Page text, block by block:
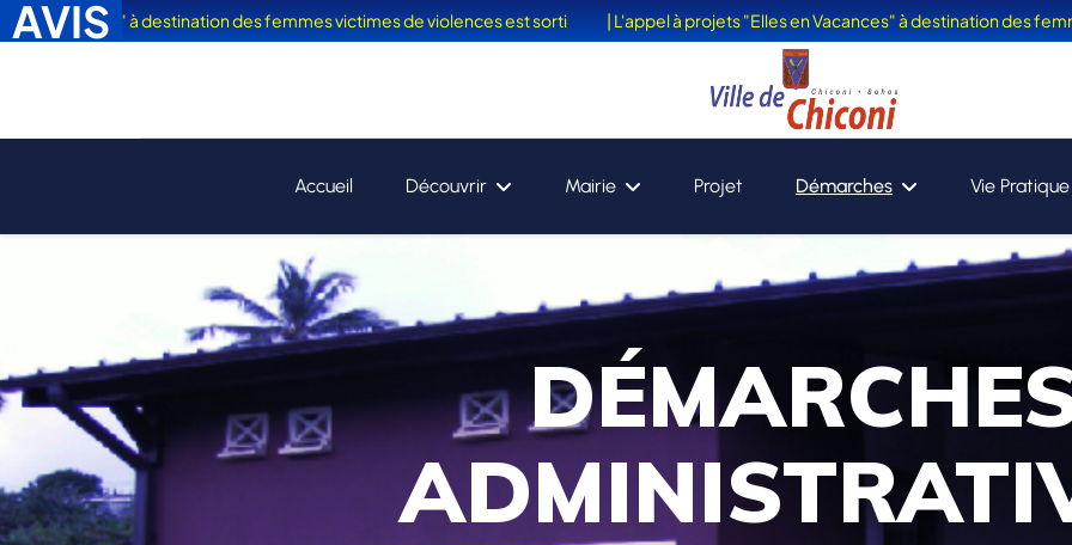
Accueil Découvrir Mairie Projet Démarches Vie Pratique
AVISà destination des femmes victimes de violences est sorti | L'appel à projets "Elles en Vacances" à destination des femmes